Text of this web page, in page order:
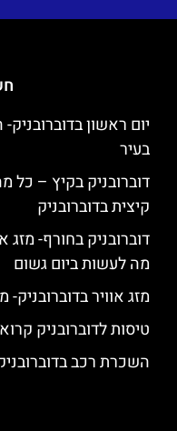
יום ראשון
בעיר
דוברובניק בקיץ –
קיצית בדוברובניק
דוברובניק בחורף-
מה לעשות ביום גשום
מזג אוויר
טיסות לדוברובניק
השכרת רכב